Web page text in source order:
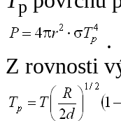
p
.
Z rovnosti